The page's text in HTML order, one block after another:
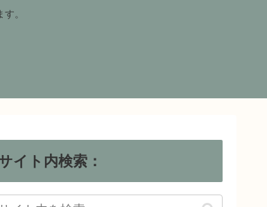
。
イト内検索：